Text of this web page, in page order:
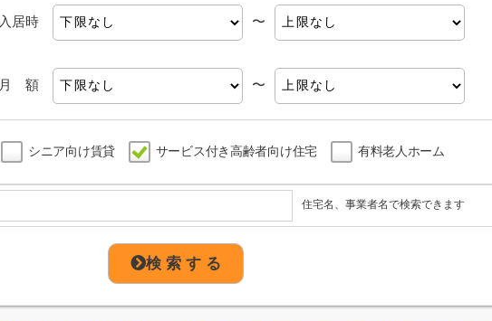
入居時 〜
月 額 〜
シニア向け賃貸 サービス付き高齢者向け住宅 有料老人ホーム
住宅名、事業者名で検索できます
検 索 す る